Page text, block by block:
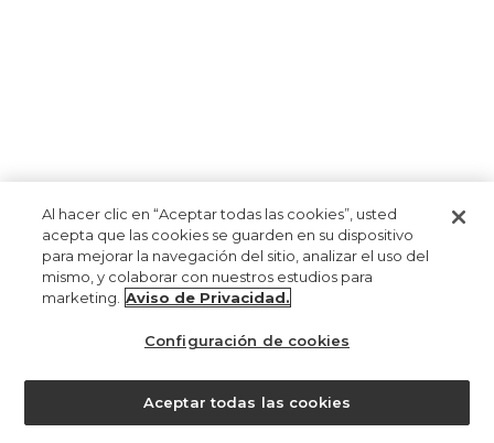
Al hacer clic en “Aceptar todas las cookies”, usted
acepta que las cookies se guarden en su dispositivo
para mejorar la navegación del sitio, analizar el uso del
mismo, y colaborar con nuestros estudios para
marketing. Aviso de Privacidad.
Configuración de cookies
Aceptar todas las cookies